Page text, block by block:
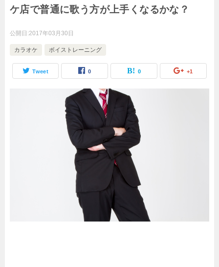
ケ店で普通に歌う方が上手くなるかな？
公開日:2017年03月30日
カラオケ ボイストレーニング
Tweet 0 0 +1